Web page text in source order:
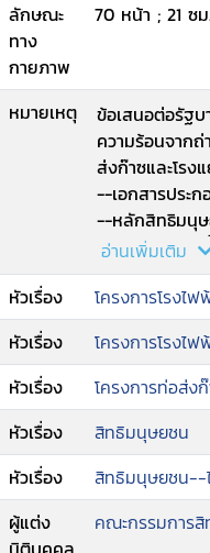
ลักษณะ
ทาง
กายภาพ
70 หน้า ; 21 ซ
หมายเหตุ
ข้อเสนอต่อรัฐ
ความร้อนจาก
ส่งก๊าซและโรง
--เอกสารประ
--หลักสิทธิมนุ
--บทบาท หน้า
--การวางแผน
พลังงาน
--การประชาพิ
--การประเมิน
--ข้อคิดเห็นต่อก
--ข้อคิดเห็นต่อ
--ข้อเสนอแนะส
ของประชาชน.
อ่านเพิ่มเติม
หัวเรื่อง
โครงการโรงไ
หัวเรื่อง
โครงการโรงไ
หัวเรื่อง
โครงการท่อส่ง
หัวเรื่อง
สิทธิมนุษยชน
หัวเรื่อง
สิทธิมนุษยชน--
ผู้แต่ง
คณะกรรมการ